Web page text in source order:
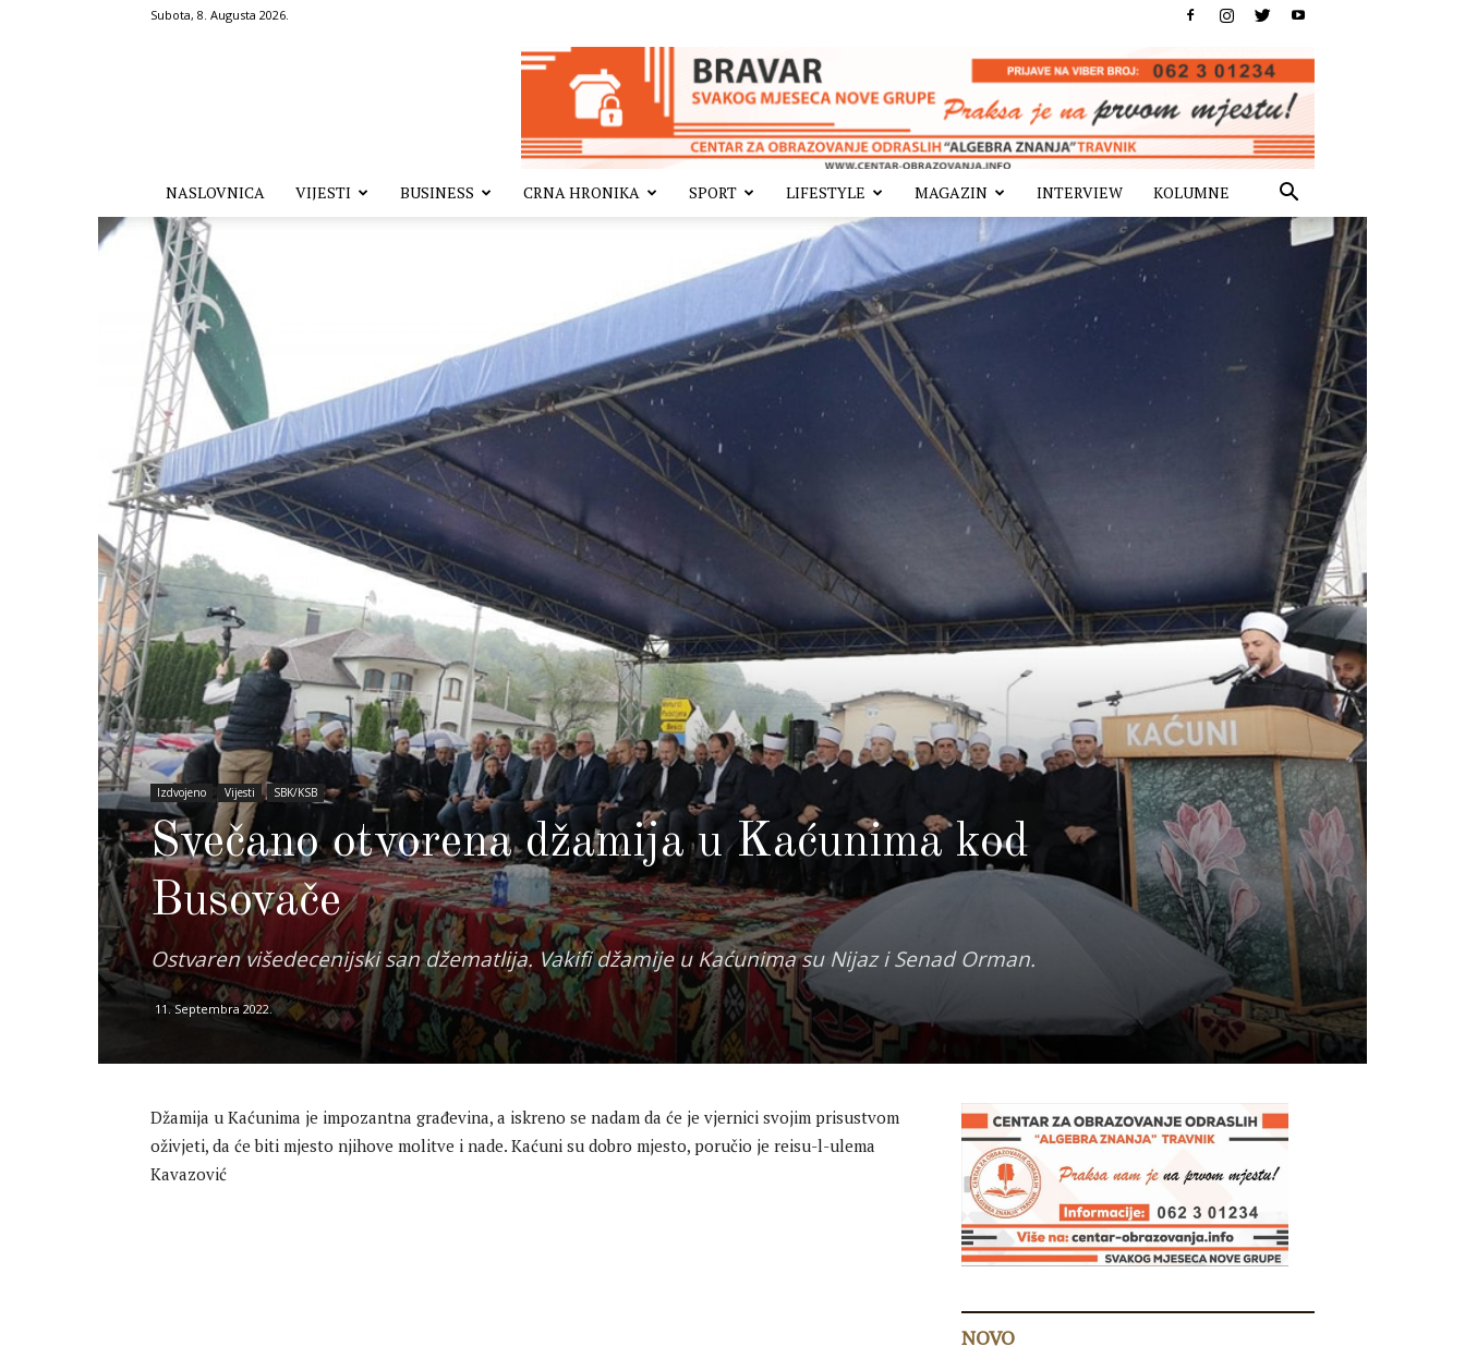
Subota, 8. Augusta 2026.
NASLOVNICA VIJESTI BUSINESS CRNA HRONIKA SPORT LIFESTYLE MAGAZIN INTERVIEW KOLUMNE
Izdvojeno Vijesti SBK/KSB
Svečano otvorena džamija u Kaćunima kod
Busovače
Ostvaren višedecenijski san džematlija. Vakifi džamije u Kaćunima su Nijaz i Senad Orman.
11. Septembra 2022.
Džamija u Kaćunima je impozantna građevina, a iskreno se nadam da će je vjernici svojim prisustvom
oživjeti, da će biti mjesto njihove molitve i nade. Kaćuni su dobro mjesto, poručio je reisu-l-ulema
Kavazović
NOVO